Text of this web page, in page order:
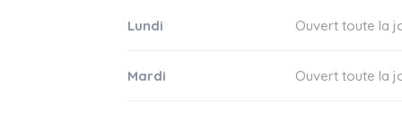
Lundi Ouvert toute la
Mardi Ouvert toute la